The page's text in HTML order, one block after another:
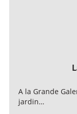
A la Grande
jardin…